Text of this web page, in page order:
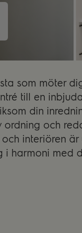
som möter
till en
din
ordning och
interiören
i harmoni med